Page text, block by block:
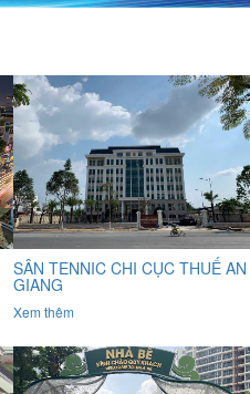
SÂN TENNIC CHI CỤC THUẾ AN
GIANG
Xem thêm